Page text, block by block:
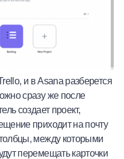
и в Asana разберется
сразу же после
создает проект,
приходит на почту
между которыми
перемещать карточки